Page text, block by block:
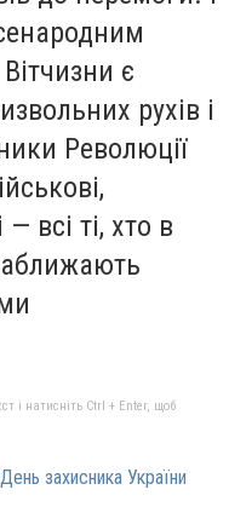
є
рухів і
Революції
всі ті, хто в
і натисніть Ctrl + Enter, щоб
захисника України